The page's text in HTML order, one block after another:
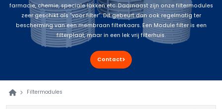
farmacie, chemie, speciale lakken etc. Daarnaast zijn onze filtermodules
zeer geschikt als “voor filter”. Dit gebeurt dan ook regelmatig ter
bescherming van een membraan filterkaars. Een Module filter is een
filterplaat, maar in een lek vrij filterhuis.
Contact
Filtermodules